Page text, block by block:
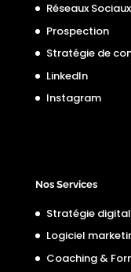
Réseaux Sociaux
Prospection
Stratégie de
LinkedIn
Instagram
Nos Services
Stratégie
Logiciel
Coaching &